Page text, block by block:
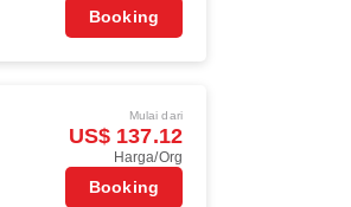
Booking
Mulai dari
US$ 137.12
Harga/Org
Booking